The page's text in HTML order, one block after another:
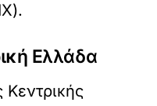
Ελλάδα
Κεντρικής